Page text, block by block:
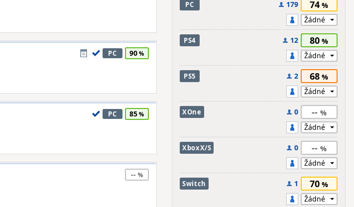
PC 90
PC 85
--
PC 179 74
PS4 12 80
PS5 2 68
XOne 0 --
XboxX/S 0 --
Switch 1 70